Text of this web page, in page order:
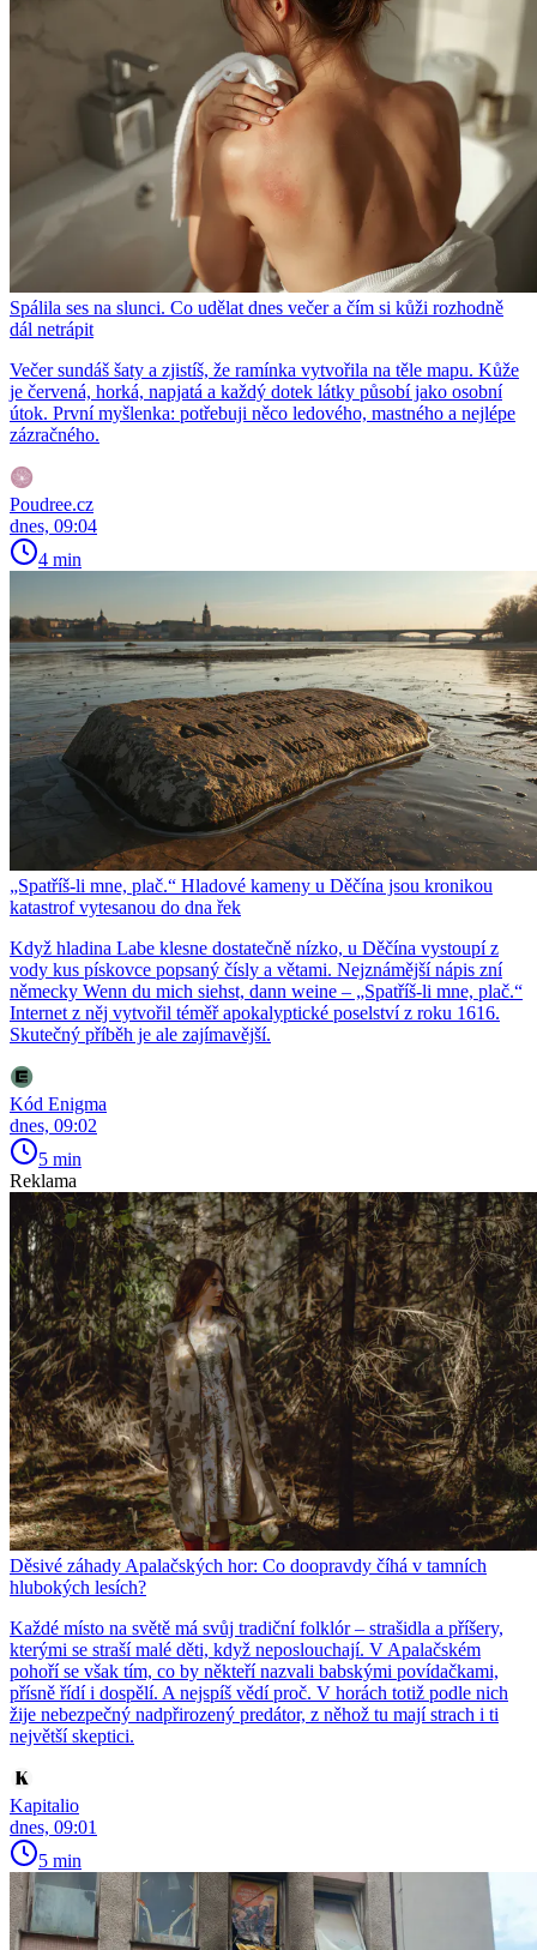
Spálila ses na slunci. Co udělat dnes večer a čím si kůži rozhodně
dál netrápit
Večer sundáš šaty a zjistíš, že ramínka vytvořila na těle mapu. Kůže
je červená, horká, napjatá a každý dotek látky působí jako osobní
útok. První myšlenka: potřebuji něco ledového, mastného a nejlépe
zázračného.
Poudree.cz
dnes, 09:04
4 min
„Spatříš-li mne, plač.“ Hladové kameny u Děčína jsou kronikou
katastrof vytesanou do dna řek
Když hladina Labe klesne dostatečně nízko, u Děčína vystoupí z
vody kus pískovce popsaný čísly a větami. Nejznámější nápis zní
německy Wenn du mich siehst, dann weine – „Spatříš-li mne, plač.“
Internet z něj vytvořil téměř apokalyptické poselství z roku 1616.
Skutečný příběh je ale zajímavější.
Kód Enigma
dnes, 09:02
5 min
Reklama
Děsivé záhady Apalačských hor: Co doopravdy číhá v tamních
hlubokých lesích?
Každé místo na světě má svůj tradiční folklór – strašidla a příšery,
kterými se straší malé děti, když neposlouchají. V Apalačském
pohoří se však tím, co by někteří nazvali babskými povídačkami,
přísně řídí i dospělí. A nejspíš vědí proč. V horách totiž podle nich
žije nebezpečný nadpřirozený predátor, z něhož tu mají strach i ti
největší skeptici.
Kapitalio
dnes, 09:01
5 min